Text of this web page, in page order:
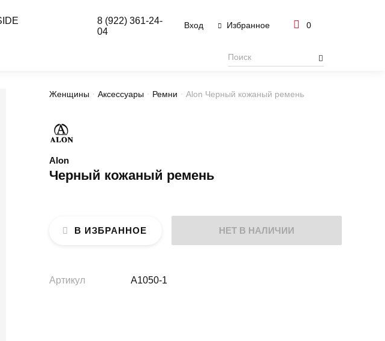
Вход Избранное 0
8 (922) 361-24-
04
Женщины Аксессуары Ремни Alon Черный кожаный ремень
Alon
Черный кожаный ремень
В ИЗБРАННОЕ НЕТ В НАЛИЧИИ
Артикул A1050-1